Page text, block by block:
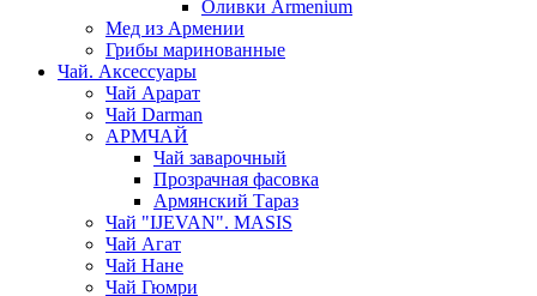
Оливки Armenium
Мед из Армении
Грибы маринованные
Чай. Аксессуары
Чай Арарат
Чай Darman
АРМЧАЙ
Чай заварочный
Прозрачная фасовка
Армянский Тараз
Чай "IJEVAN". MASIS
Чай Агат
Чай Нане
Чай Гюмри